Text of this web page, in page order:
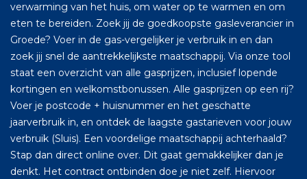
verwarming van het huis, om water op te warmen en om
eten te bereiden. Zoek jij de goedkoopste gasleverancier in
Groede? Voer in de gas-vergelijker je verbruik in en dan
zoek jij snel de aantrekkelijkste maatschappij. Via onze tool
staat een overzicht van alle gasprijzen, inclusief lopende
kortingen en welkomstbonussen. Alle gasprijzen op een rij?
Voer je postcode + huisnummer en het geschatte
jaarverbruik in, en ontdek de laagste gastarieven voor jouw
verbruik (Sluis). Een voordelige maatschappij achterhaald?
Stap dan direct online over. Dit gaat gemakkelijker dan je
denkt. Het contract ontbinden doe je niet zelf. Hiervoor